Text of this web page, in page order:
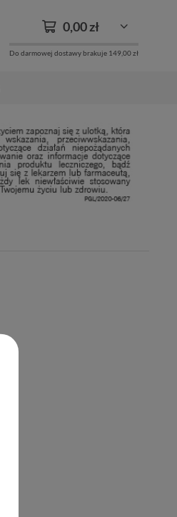
0,00 zł
Do darmowej dostawy brakuje 149,00 zł